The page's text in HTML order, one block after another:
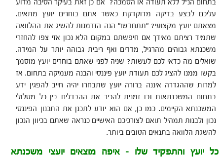
בתחום הנ"ל ללא תעודה או הסמכה? אם כן זאת בעיקר הסיבה מדוע
עליכם לבצע בדיקה מדוקדקת כאשר אתם בוחרים יועץ מתאים.
מצאתם יועץ מקצועי? "תתחדשו" הנה הזדמנות להשיג את ההלוואה
שתמיד רציתם מאידך אם חיפשתם במקום הלא נכון אזי צפו להחזרי
משכנתא גבוהים מהרגיל, מדדים ואף ריבית גבוהה יותר על המידה.
שואלים מה כדאי לכם לעשות? שניה לפני שאתם בוחרים יועץ מוסמך
בקשו ממנו להציג לכם תעודת יועץ פיננסי והבנה מעמיקה בתחום. אז
למרות שההגדרה איננה ברורה יועץ שתבחרו יהיה חייב להפגין ידע
בתחום המשכנתאות ובו זמנית להכיר את ההבדלים בין כל מסלולי
המשכנתא הקיימים. כמו כן, אם הוא יודע לתכנן את התכנון הפיננסי
נכון ולבנות תמהיל תואם לצורכיכם האישיים כנראה שאתם בכיוון הנכון
להשגת הלוואה בתנאים הטובים ביותר.
כל יועץ והתפקיד שלו – איפה מוצאים יועצי משכנתא